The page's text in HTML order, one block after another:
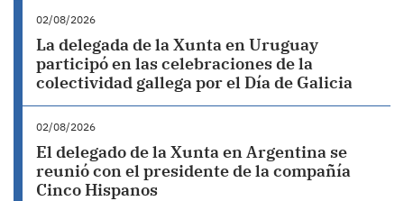
02/08/2026
La delegada de la Xunta en Uruguay
participó en las celebraciones de la
colectividad gallega por el Día de Galicia
02/08/2026
El delegado de la Xunta en Argentina se
reunió con el presidente de la compañía
Cinco Hispanos